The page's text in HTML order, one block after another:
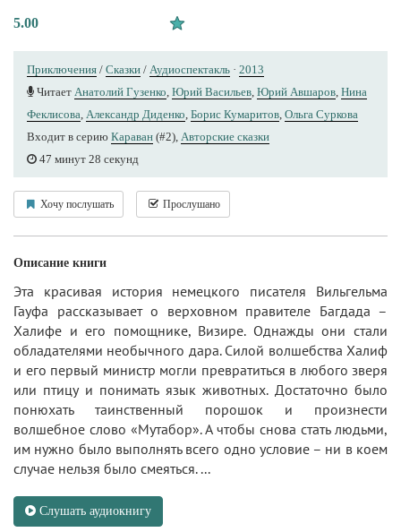
5.00
Приключения / Сказки / Аудиоспектакль · 2013
Читает Анатолий Гузенко Юрий Васильев Юрий Авшаров Нина
Феклисова Александр Диденко Борис Кумаритов Ольга Суркова
Входит в серию Караван (#2), Авторские сказки
47 минут 28 секунд
Хочу послушать Прослушано
Описание книги
Эта красивая история немецкого писателя Вильгельма
Гауфа рассказывает о верховном правителе Багдада –
Халифе и его помощнике, Визире. Однажды они стали
обладателями необычного дара. Силой волшебства Халиф
и его первый министр могли превратиться в любого зверя
или птицу и понимать язык животных. Достаточно было
понюхать таинственный порошок и произнести
волшебное слово «Мутабор». А чтобы снова стать людьми,
им нужно было выполнять всего одно условие – ни в коем
случае нельзя было смеяться. ...
Слушать аудиокнигу